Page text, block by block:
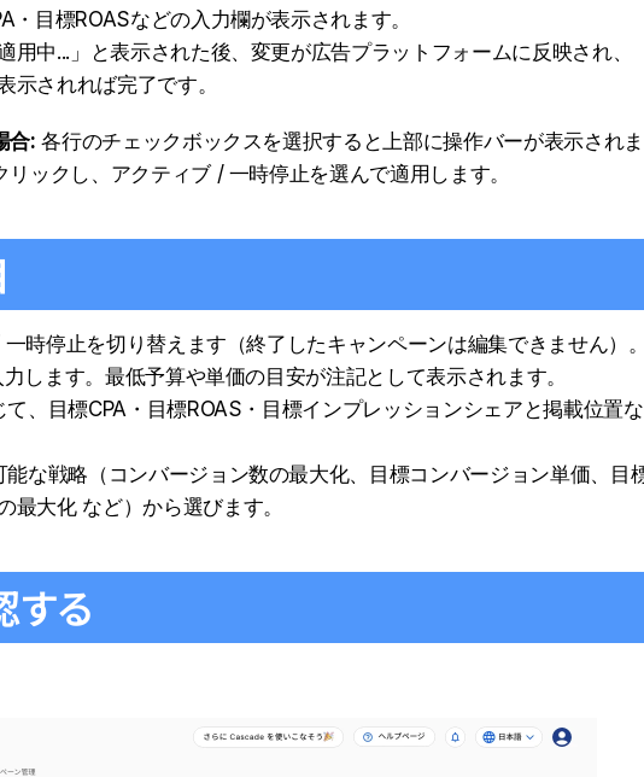
・目標ROASなどの入力欄が表示されます。
用中...」と表示された後、変更が広告プラットフォームに反映され、
示されれば完了です。
合: 各行のチェックボックスを選択すると上部に操作バーが表示されま
リックし、アクティブ / 一時停止を選んで適用します。
時停止を切り替えます（終了したキャンペーンは編集できません）
します。最低予算や単価の目安が注記として表示されます。
、目標CPA・目標ROAS・目標インプレッションシェアと掲載位置
な戦略（コンバージョン数の最大化、目標コンバージョン単価、目
最大化 など）から選びます。
する